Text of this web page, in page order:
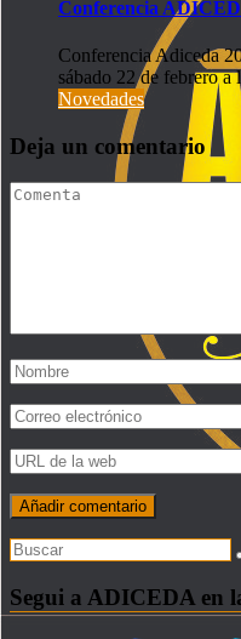
Conferencia
Conferencia Adiceda
sábado 22 de febrero a
Novedades
Deja un comentario
Segui a ADICEDA en